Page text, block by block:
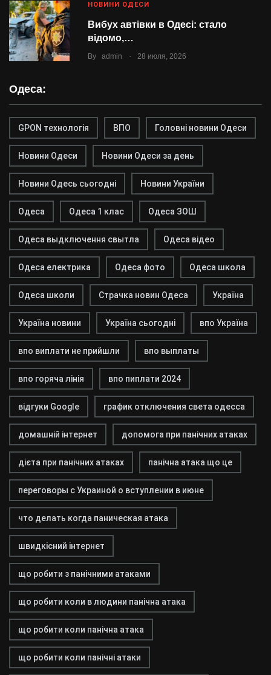
НОВИНИ ОДЕСИ
Вибух автівки в Одесі: стало
відомо,…
By admin . 28 июля, 2026
Одеса:
GPON технологія ВПО Головні новини Одеси
Новини Одеси Новини Одеси за день
Новини Одесь сьогодні Новини України
Одеса Одеса 1 клас Одеса ЗОШ
Одеса выдключення свытла Одеса відео
Одеса електрика Одеса фото Одеса школа
Одеса школи Страчка новин Одеса Україна
Україна новини Україна сьогодні впо Україна
впо виплати не прийшли впо выплаты
впо горяча лінія впо пиплати 2024
відгуки Google график отключения света одесса
домашній інтернет допомога при панічних атаках
дієта при панічних атаках панічна атака що це
переговоры с Украиной о вступлении в июне
что делать когда паническая атака
швидкісний інтернет
що робити з панічними атаками
що робити коли в людини панічна атака
що робити коли панічна атака
що робити коли панічні атаки